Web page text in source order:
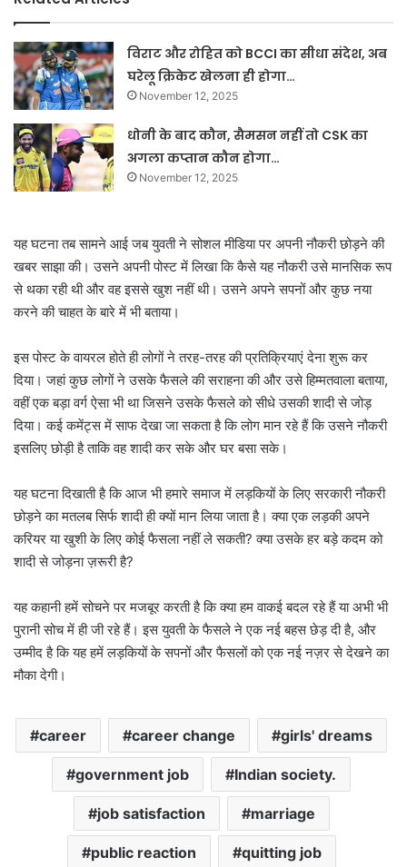
विराट और रोहित को BCCI का सीधा संदेश, अब
घरेलू क्रिकेट खेलना ही होगा…
November 12, 2025
धोनी के बाद कौन, सैमसन नहीं तो CSK का
अगला कप्तान कौन होगा…
November 12, 2025
यह घटना तब सामने आई जब युवती ने सोशल मीडिया पर अपनी नौकरी छोड़ने की
खबर साझा की। उसने अपनी पोस्ट में लिखा कि कैसे यह नौकरी उसे मानसिक रूप
से थका रही थी और वह इससे खुश नहीं थी। उसने अपने सपनों और कुछ नया
करने की चाहत के बारे में भी बताया।
इस पोस्ट के वायरल होते ही लोगों ने तरह-तरह की प्रतिक्रियाएं देना शुरू कर
दिया। जहां कुछ लोगों ने उसके फैसले की सराहना की और उसे हिम्मतवाला बताया,
वहीं एक बड़ा वर्ग ऐसा भी था जिसने उसके फैसले को सीधे उसकी शादी से जोड़
दिया। कई कमेंट्स में साफ देखा जा सकता है कि लोग मान रहे हैं कि उसने नौकरी
इसलिए छोड़ी है ताकि वह शादी कर सके और घर बसा सके।
यह घटना दिखाती है कि आज भी हमारे समाज में लड़कियों के लिए सरकारी नौकरी
छोड़ने का मतलब सिर्फ शादी ही क्यों मान लिया जाता है। क्या एक लड़की अपने
करियर या खुशी के लिए कोई फैसला नहीं ले सकती? क्या उसके हर बड़े कदम को
शादी से जोड़ना ज़रूरी है?
यह कहानी हमें सोचने पर मजबूर करती है कि क्या हम वाकई बदल रहे हैं या अभी भी
पुरानी सोच में ही जी रहे हैं। इस युवती के फैसले ने एक नई बहस छेड़ दी है, और
उम्मीद है कि यह हमें लड़कियों के सपनों और फैसलों को एक नई नज़र से देखने का
मौका देगी।
career career change girls' dreams
government job Indian society.
job satisfaction marriage
public reaction quitting job